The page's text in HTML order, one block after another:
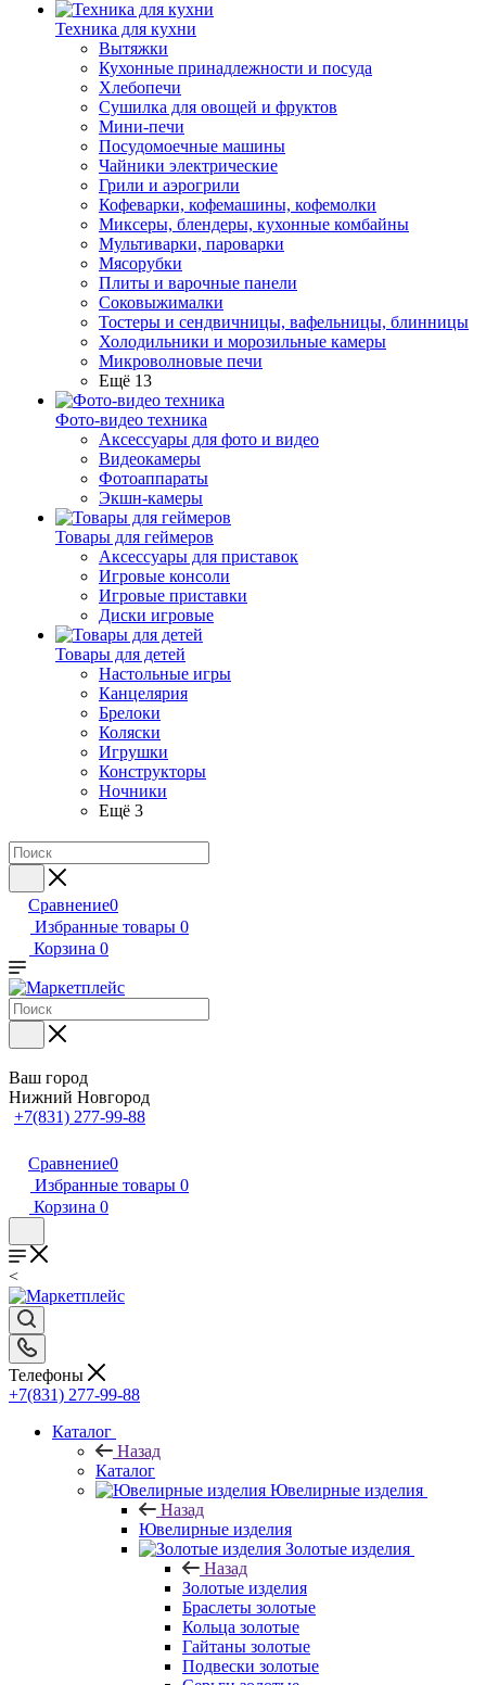
Техника для кухни
Вытяжки
Кухонные принадлежности и посуда
Хлебопечи
Сушилка для овощей и фруктов
Мини-печи
Посудомоечные машины
Чайники электрические
Грили и аэрогрили
Кофеварки, кофемашины, кофемолки
Миксеры, блендеры, кухонные комбайны
Мультиварки, пароварки
Мясорубки
Плиты и варочные панели
Соковыжималки
Тостеры и сендвичницы, вафельницы, блинницы
Холодильники и морозильные камеры
Микроволновые печи
Ещё 13
Фото-видео техника
Аксессуары для фото и видео
Видеокамеры
Фотоаппараты
Экшн-камеры
Товары для геймеров
Аксессуары для приставок
Игровые консоли
Игровые приставки
Диски игровые
Товары для детей
Настольные игры
Канцелярия
Брелоки
Коляски
Игрушки
Конструкторы
Ночники
Ещё 3
Сравнение0
Избранные товары 0
Корзина 0
Ваш город
Нижний Новгород
+7(831) 277-99-88
Сравнение0
Избранные товары 0
Корзина 0
<
Телефоны
+7(831) 277-99-88
Каталог
Назад
Каталог
Ювелирные изделия
Назад
Ювелирные изделия
Золотые изделия
Назад
Золотые изделия
Браслеты золотые
Кольца золотые
Гайтаны золотые
Подвески золотые